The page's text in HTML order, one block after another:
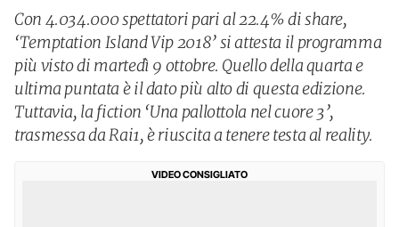
Con 4.034.000 spettatori pari al 22.4% di share,
‘Temptation Island Vip 2018’ si attesta il programma
più visto di martedì 9 ottobre. Quello della quarta e
ultima puntata è il dato più alto di questa edizione.
Tuttavia, la fiction ‘Una pallottola nel cuore 3’,
trasmessa da Rai1, è riuscita a tenere testa al reality.
VIDEO CONSIGLIATO